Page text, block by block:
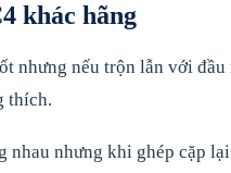
khác hãng
nhưng nếu trộn lẫn với
thích.
nhau nhưng khi ghép cặp